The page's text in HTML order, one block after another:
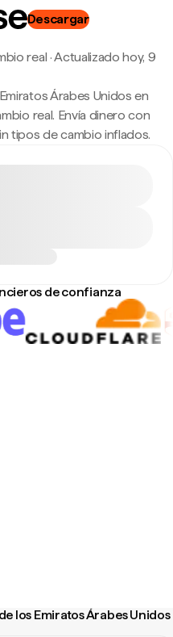
Descargar
real ·Actualizado hoy, 9
Árabes Unidos en
real. Envía dinero con
tipos de cambio inflados.
de confianza
los Emiratos Árabes Unidos